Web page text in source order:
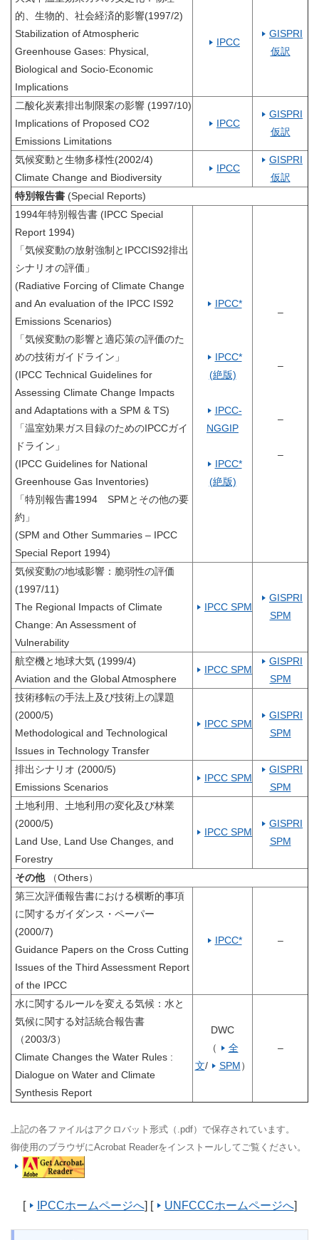
的、生物的、社会経済的影響(1997/2)
Stabilization of Atmospheric
Greenhouse Gases: Physical,
Biological and Socio-Economic
Implications
IPCC
GISPRI
仮訳
二酸化炭素排出制限案の影響 (1997/10)
Implications of Proposed CO2
Emissions Limitations
IPCC
GISPRI
仮訳
気候変動と生物多様性(2002/4)
Climate Change and Biodiversity
IPCC
GISPRI
仮訳
特別報告書 (Special Reports)
1994年特別報告書 (IPCC Special
Report 1994)
「気候変動の放射強制とIPCCIS92排出
シナリオの評価」
(Radiative Forcing of Climate Change
and An evaluation of the IPCC IS92
Emissions Scenarios)
「気候変動の影響と適応策の評価のた
めの技術ガイドライン」
(IPCC Technical Guidelines for
Assessing Climate Change Impacts
and Adaptations with a SPM & TS)
「温室効果ガス目録のためのIPCCガイ
ドライン」
(IPCC Guidelines for National
Greenhouse Gas Inventories)
「特別報告書1994 SPMとその他の要
約」
(SPM and Other Summaries – IPCC
Special Report 1994)
IPCC*
IPCC*
(絶版)
IPCC-
NGGIP
IPCC*
(絶版)
–
–
–
–
気候変動の地域影響：脆弱性の評価
(1997/11)
The Regional Impacts of Climate
Change: An Assessment of
Vulnerability
IPCC SPM
GISPRI
SPM
航空機と地球大気 (1999/4)
Aviation and the Global Atmosphere
IPCC SPM
GISPRI
SPM
技術移転の手法上及び技術上の課題
(2000/5)
Methodological and Technological
Issues in Technology Transfer
IPCC SPM
GISPRI
SPM
排出シナリオ (2000/5)
Emissions Scenarios
IPCC SPM
GISPRI
SPM
土地利用、土地利用の変化及び林業
(2000/5)
Land Use, Land Use Changes, and
Forestry
IPCC SPM
GISPRI
SPM
その他
（Others）
第三次評価報告書における横断的事項
に関するガイダンス・ペーパー
(2000/7)
Guidance Papers on the Cross Cutting
Issues of the Third Assessment Report
of the IPCC
IPCC* –
水に関するルールを変える気候：水と
気候に関する対話統合報告書
（2003/3）
Climate Changes the Water Rules :
Dialogue on Water and Climate
Synthesis Report
DWC
（
全
文/ SPM）
–
上記の各ファイルはアクロバット形式（.pdf）で保存されています。
御使用のブラウザにAcrobat Readerをインストールしてご覧ください。
[ IPCCホームページへ] [ UNFCCCホームページへ]